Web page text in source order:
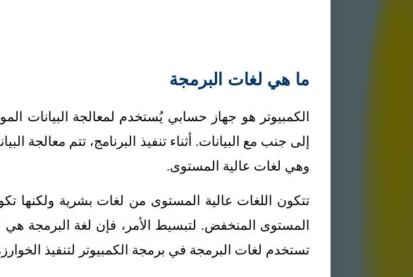
ما هي لغات البرمجة
الكمبيوتر هو جهاز حسابي يُستخدم لمعالجة البيانات
إلى جنب مع البيانات. أثناء تنفيذ البرنامج، تتم معالجة
وهي لغات عالية المستوى.
تتكون اللغات عالية المستوى من لغات بشرية ولكنها
المستوى المنخفض. لتبسيط الأمر، فإن لغة البرمجة
تستخدم لغات البرمجة في برمجة الكمبيوتر لتنفيذ